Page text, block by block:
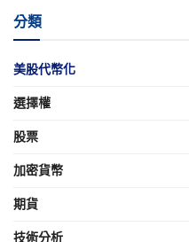
分類
美股代幣化
選擇權
股票
加密貨幣
期貨
技術分析